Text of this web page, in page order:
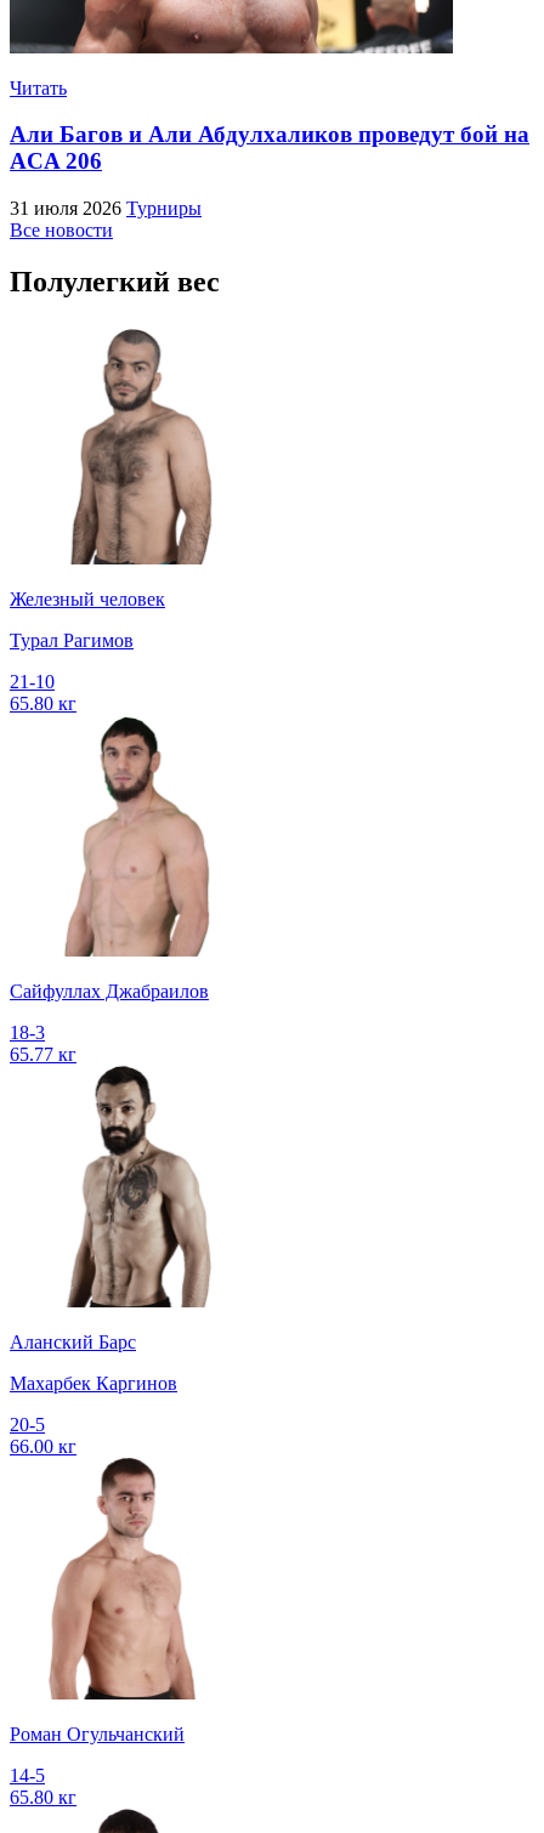
Читать
Али Багов и Али Абдулхаликов проведут бой на
ACA 206
31 июля 2026 Турниры
Все новости
Полулегкий вес
Железный человек
Турал Рагимов
21-10
65.80 кг
Сайфуллах Джабраилов
18-3
65.77 кг
Аланский Барс
Махарбек Каргинов
20-5
66.00 кг
Роман Огульчанский
14-5
65.80 кг